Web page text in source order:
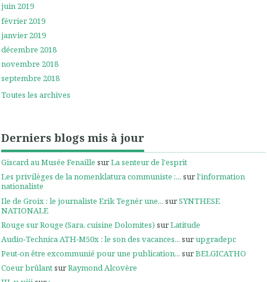
juin 2019
février 2019
janvier 2019
décembre 2018
novembre 2018
septembre 2018
Toutes les archives
Derniers blogs mis à jour
Giscard au Musée Fenaille surLa senteur de l'esprit
Les privilèges de la nomenklatura communiste :... surl'information
nationaliste
Ile de Groix : le journaliste Erik Tegnér une... surSYNTHESE
NATIONALE
Rouge sur Rouge (Sara, cuisine Dolomites) surLatitude
Audio‑Technica ATH‑M50x : le son des vacances... surupgradepc
Peut-on être excommunié pour une publication... surBELGICATHO
Coeur brûlantsurRaymond Alcovère